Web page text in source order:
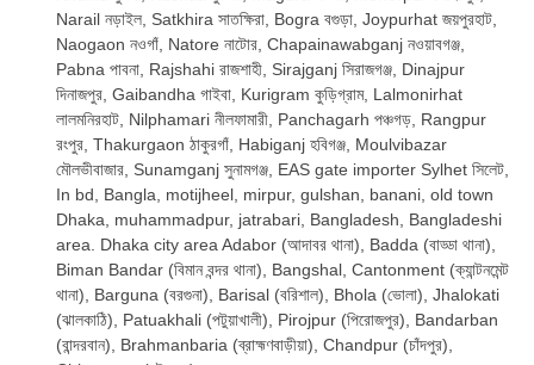
Narail নড়াইল, Satkhira সাতক্ষিরা, Bogra বগুড়া, Joypurhat জয়পুরহাট,
Naogaon নওগাঁ, Natore নাটোর, Chapainawabganj নওয়াবগঞ্জ,
Pabna পাবনা, Rajshahi রাজশাহী, Sirajganj সিরাজগঞ্জ, Dinajpur
দিনাজপুর, Gaibandha গাইবা, Kurigram কুড়িগ্রাম, Lalmonirhat
লালমনিরহাট, Nilphamari নীলফামারী, Panchagarh পঞ্চগড়, Rangpur
রংপুর, Thakurgaon ঠাকুরগাঁ, Habiganj হবিগঞ্জ, Moulvibazar
মৌলভীবাজার, Sunamganj সুনামগঞ্জ, EAS gate importer Sylhet সিলেট,
In bd, Bangla, motijheel, mirpur, gulshan, banani, old town
Dhaka, muhammadpur, jatrabari, Bangladesh, Bangladeshi
area. Dhaka city area Adabor (আদাবর থানা), Badda (বাড্ডা থানা),
Biman Bandar (বিমান বন্দর থানা), Bangshal, Cantonment (ক্যান্টনমেন্ট
থানা), Barguna (বরগুনা), Barisal (বরিশাল), Bhola (ভোলা), Jhalokati
(ঝালকাঠি), Patuakhali (পটুয়াখালী), Pirojpur (পিরোজপুর), Bandarban
(বান্দরবান), Brahmanbaria (ব্রাহ্মণবাড়ীয়া), Chandpur (চাঁদপুর),